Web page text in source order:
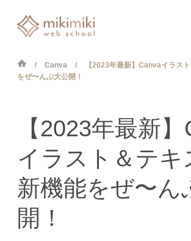
Canva
【2023年最新】Canvaイラス
をぜ〜んぶ大公開！
【2023年最新
イラスト＆テキ
新機能をぜ〜ん
開！